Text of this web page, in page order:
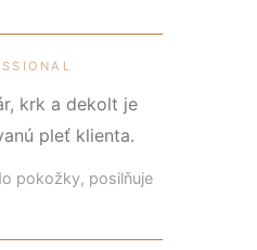
krk a dekolt je
pleť klienta.
pokožky, posilňuje